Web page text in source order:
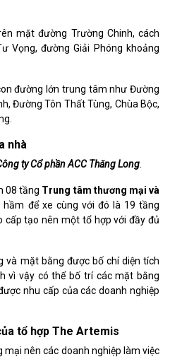
mặt đường Trường Chinh, cách
Vọng, đường Giải Phóng khoảng
đường lớn trung tâm như Đường
Đường Tôn Thất Tùng, Chùa Bộc,
nhà
ty Cổ phần ACC Thăng Long
08 tầng Trung tâm thương mại và
hầm để xe cùng với đó là 19 tầng
cấp tạo nên một tổ hợp với đầy đủ
và mặt bằng được bố chí diện tích
vì vậy có thể bố trí các mặt bằng
nhu cấp của các doanh nghiệp
tổ hợp The Artemis
nên các doanh nghiệp làm việc